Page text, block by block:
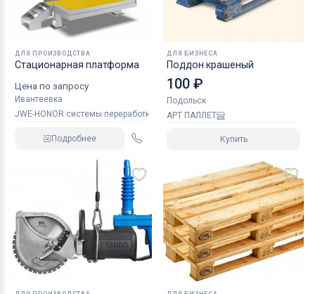
ДЛЯ ПРОИЗВОДСТВА
Стационарная платформа
Цена по запросу
Ивантеевка
JWE-HONOR системы переработки мяса
Подробнее
ДЛЯ БИЗНЕСА
Поддон крашеный
100 ₽
Подольск
АРТ ПАЛЛЕТ
Купить